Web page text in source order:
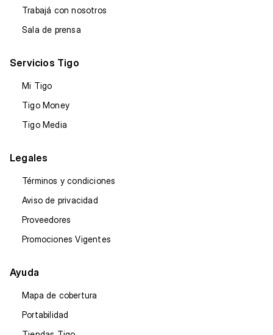
Trabajá con nosotros
Sala de prensa
Servicios Tigo
Mi Tigo
Tigo Money
Tigo Media
Legales
Términos y condiciones
Aviso de privacidad
Proveedores
Promociones Vigentes
Ayuda
Mapa de cobertura
Portabilidad